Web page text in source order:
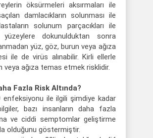
öksürmeleri aksırmaları ile
damlacıkların solunması ile
solunum parçacıkları ile
yüzeylere dokunulduktan sonra
yüz, göz, burun veya ağıza
ile de virüs alınabilir. Kirli ellerle
veya ağıza temas etmek risklidir.
Fazla Risk Altında?
enfeksiyonu ile ilgili şimdiye kadar
bazı insanların daha fazla
ve ciddi semptomlar geliştirme
olduğunu göstermiştir.